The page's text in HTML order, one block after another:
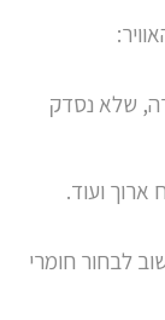
שלא נסדק
ארוך ועוד.
לבחור חומרי